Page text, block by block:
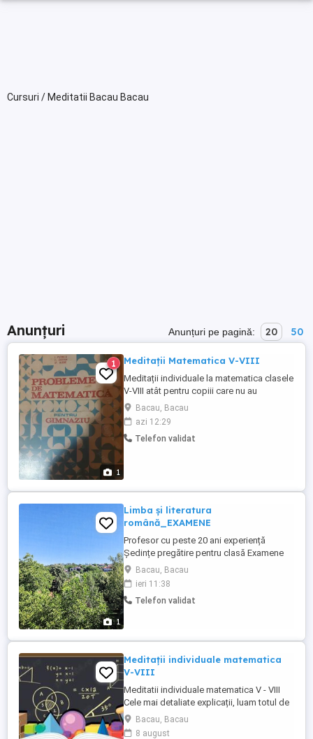
Cursuri / Meditatii Bacau Bacau
Anunțuri Anunțuri pe pagină: 20 50
1
1 Meditații Matematica V-VIII
Meditații individuale la matematica clasele
V-VIII atât pentru copiii care nu au
aprofundat materia cât și pentru cei
avansați. Rog seriozitate pentru ca va fi
mult de munca. Se va parcurge etapizat
toata programa scolara de la clasa a V a
Bacau, Bacau
azi 12:29
Telefon validat
1
Limba și literatura
română_EXAMENE
Profesor cu peste 20 ani experiență
Ședințe pregătire pentru clasă Examene
naționale (clasa a V-a Evaluare Națională
Bacalaureat) Admitere facultate_DREPT
JURNALISM ACADEMIA DE POLIȚIE
Admitere postliceală MAi Se oferă: fișe
Materia ...
Bacau, Bacau
ieri 11:38
Telefon validat
Meditații individuale matematica
V-VIII
Meditatii individuale matematica V - VIII
Cele mai detaliate explicații, luam totul de
la zero dacă e necesar. Meditez intensiv
pentru Evaluare Națională. Prețul unei
Bacau, Bacau
8 august